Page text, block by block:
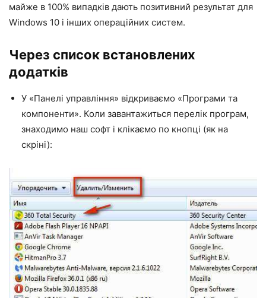
майже в 100% випадків дають позитивний результат для
Windows 10 і інших операційних систем.
Через список встановлених
додатків
У «Панелі управління» відкриваємо «Програми та
компоненти». Коли завантажиться перелік програм,
знаходимо наш софт і клікаємо по кнопці (як на
скріні):